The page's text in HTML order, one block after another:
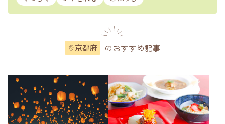
京都府 のおすすめ記事